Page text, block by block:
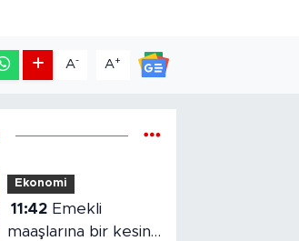
A- A+
Ekonomi
11:42
maaşlarına bir kesinti